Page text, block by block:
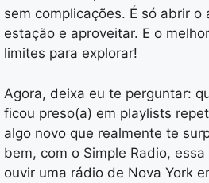
sem complicações. É só abrir o
estação e aproveitar. E o
limites para explorar!
Agora, deixa eu te perguntar:
ficou preso(a) em playlists
algo novo que realmente te
bem, com o Simple Radio,
ouvir uma rádio de Nova York